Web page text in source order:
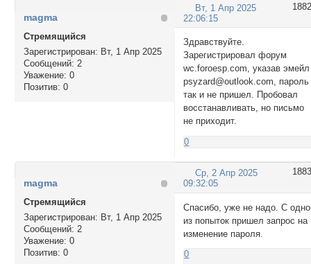
1882
Вт, 1 Апр 2025
22:06:15
magma
Стремящийся
Зарегистрирован: Вт, 1 Апр 2025
Сообщений: 2
Уважение: 0
Позитив: 0
Здравствуйте.
Зарегистрировал форум
wc.foroesp.com, указав эмейл
psyzard@outlook.com, пароль
так и не пришел. Пробовал
восстанавливать, но письмо
не приходит.
0
1883
Ср, 2 Апр 2025
09:32:05
magma
Стремящийся
Зарегистрирован: Вт, 1 Апр 2025
Сообщений: 2
Уважение: 0
Позитив: 0
Спасибо, уже не надо. С
из попыток пришел запрос на
изменение пароля.
0